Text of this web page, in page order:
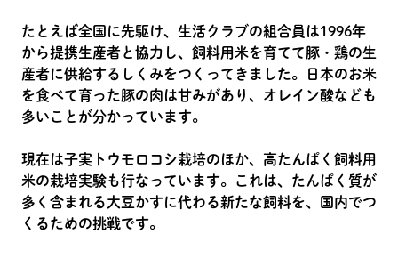
たとえば全国に先駆け、生活クラブの組合員は1996年
から提携生産者と協力し、飼料用米を育てて豚・鶏の生
産者に供給するしくみをつくってきました。日本のお米
を食べて育った豚の肉は甘みがあり、オレイン酸なども
多いことが分かっています。
現在は子実トウモロコシ栽培のほか、高たんぱく飼料用
米の栽培実験も行なっています。これは、たんぱく質が
多く含まれる大豆かすに代わる新たな飼料を、国内でつ
くるための挑戦です。